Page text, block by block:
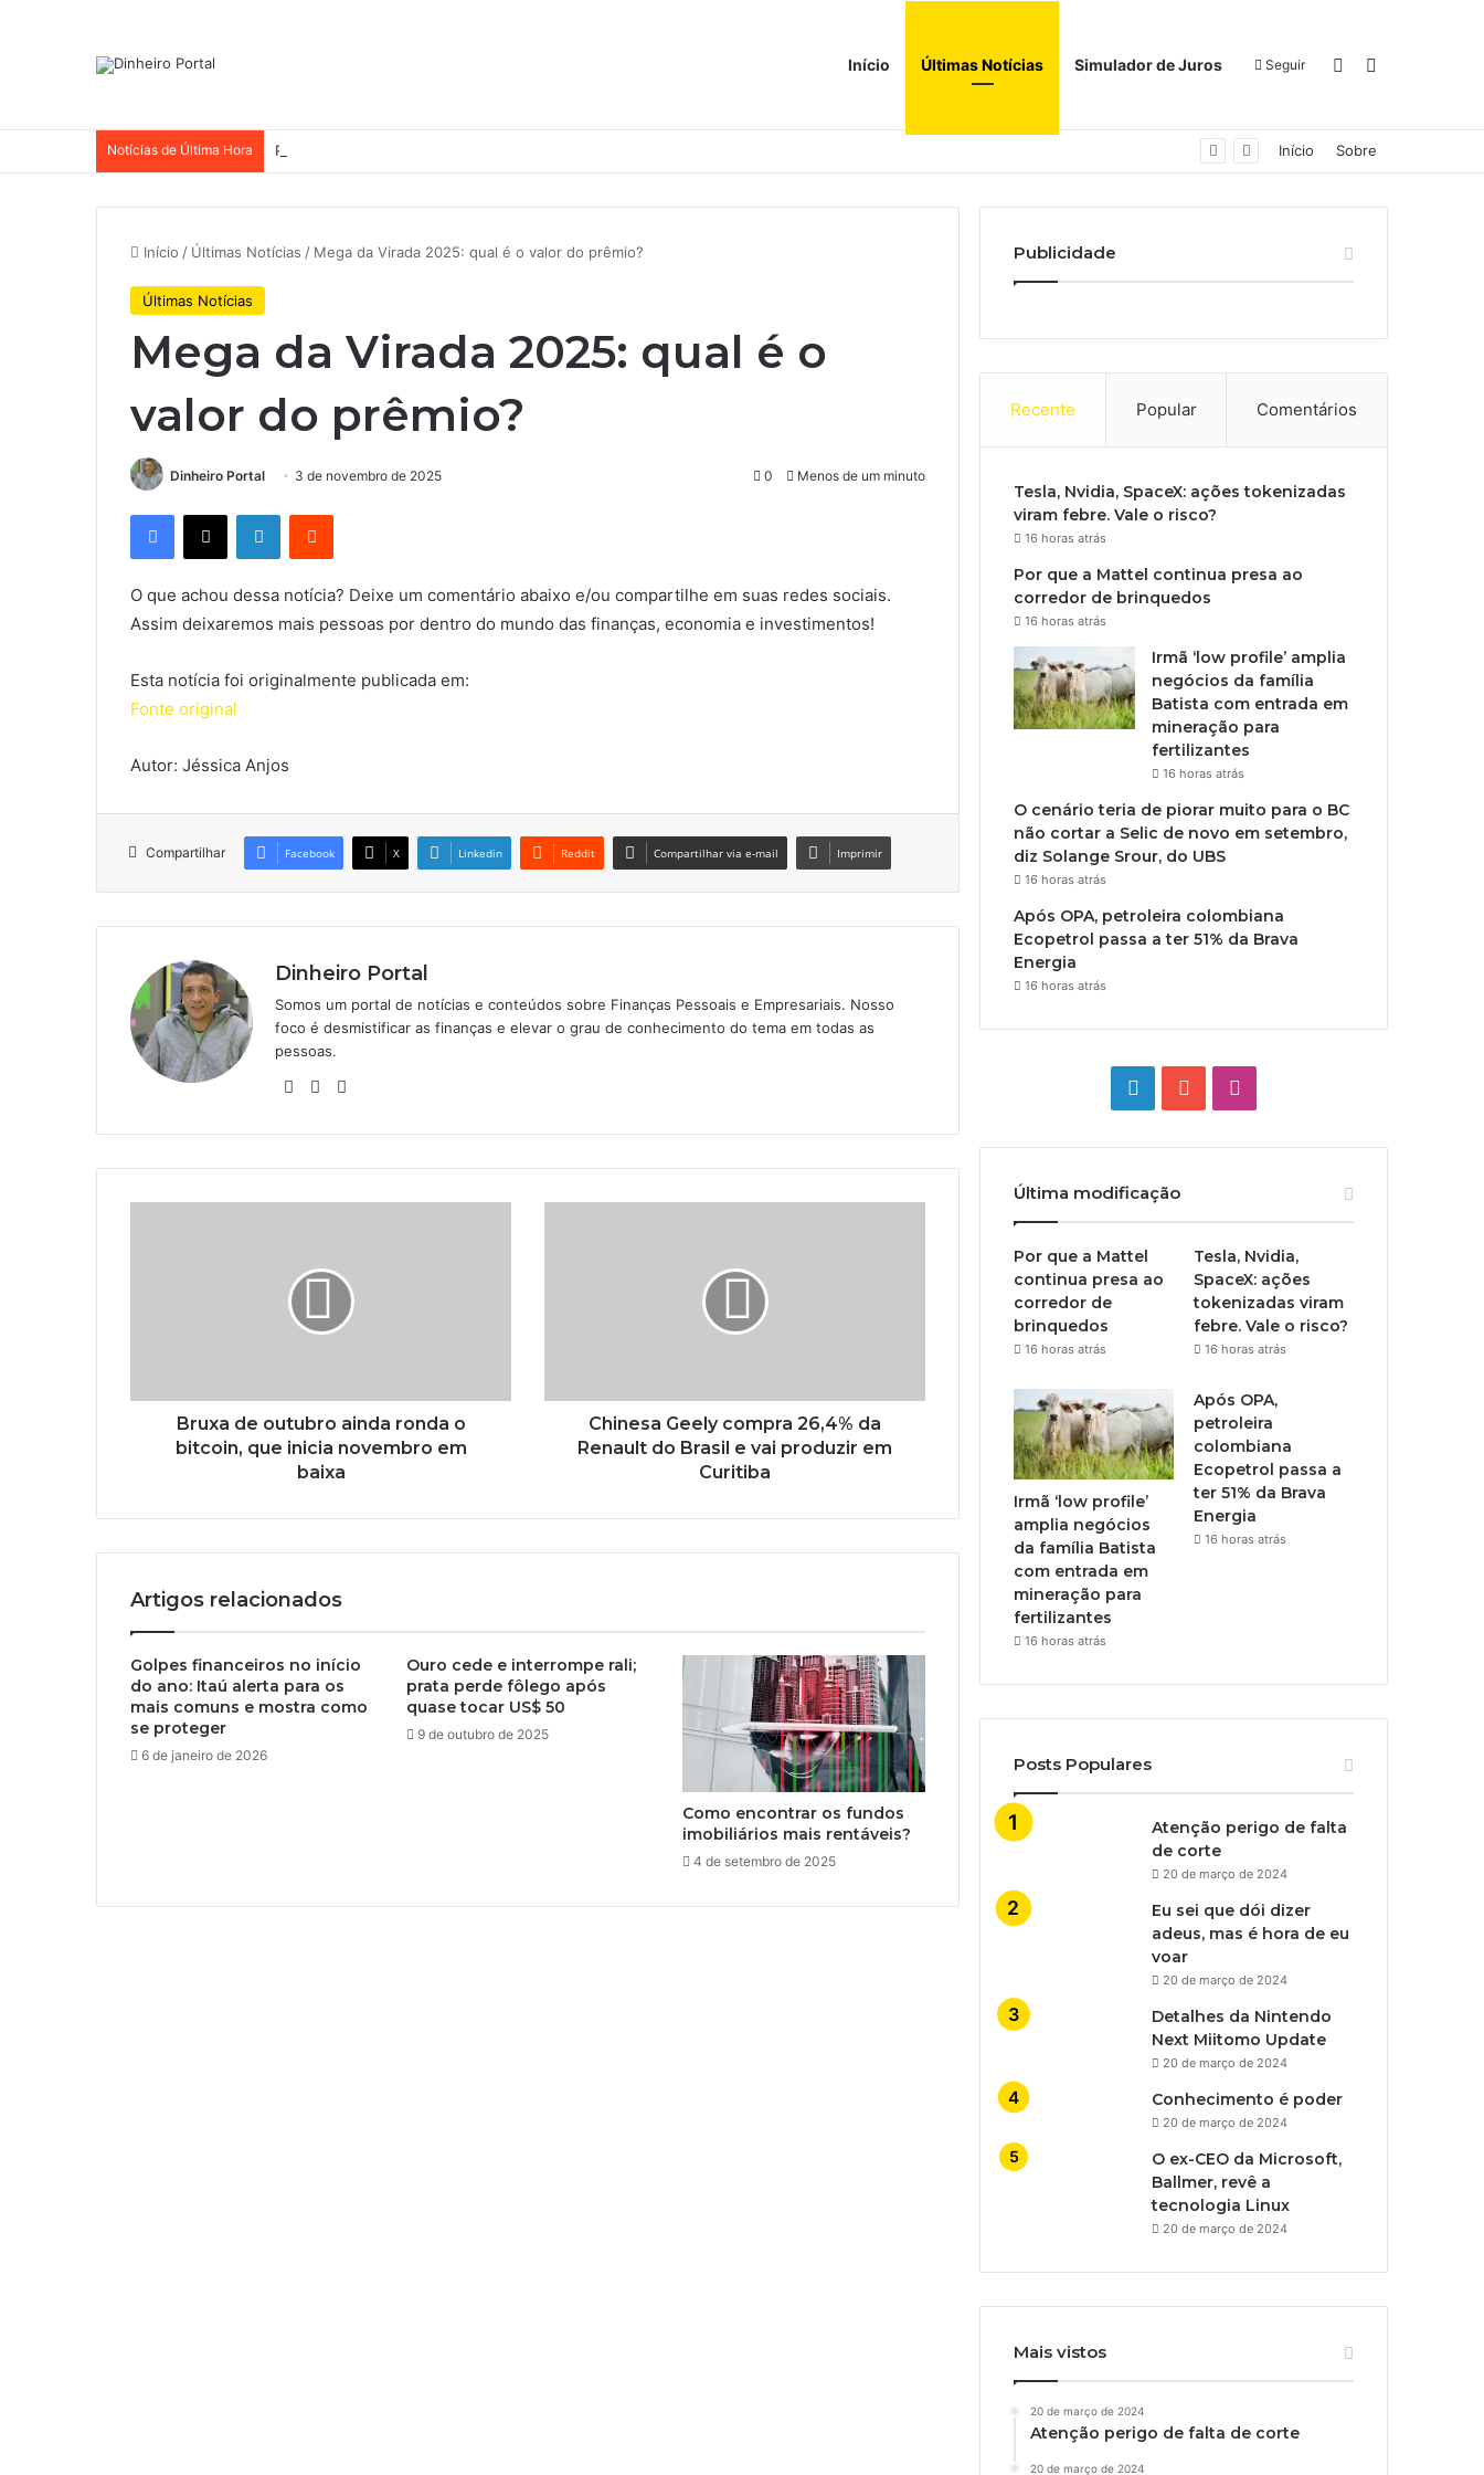
Início Últimas Notícias Simulador de Juros Seguir Switch skin
Notícias de Última Hora Por que a Mattel continua presa ao corredor de brinquedos Início Sobre
Início / Últimas Notícias / Mega da Virada 2025: qual é o valor do prêmio?
Últimas Notícias
Mega da Virada 2025: qual é o
valor do prêmio?
Dinheiro Portal 3 de novembro de 2025 0 Menos de um minuto
Facebook
X LinkedinReddit
O que achou dessa notícia? Deixe um comentário abaixo e/ou compartilhe em suas redes sociais.
Assim deixaremos mais pessoas por dentro do mundo das finanças, economia e investimentos!
Esta notícia foi originalmente publicada em:
Fonte original
Autor: Jéssica Anjos
Compartilhar Facebook X Linkedin Reddit Compartilhar via e-mail Imprimir
Dinheiro Portal
Somos um portal de notícias e conteúdos sobre Finanças Pessoais e Empresariais. Nosso
foco é desmistificar as finanças e elevar o grau de conhecimento do tema em todas as
pessoas.
WebsiteLinkedin
Bruxa de outubro ainda ronda o
bitcoin, que inicia novembro em
baixa
Chinesa Geely compra 26,4% da
Renault do Brasil e vai produzir em
Curitiba
Artigos relacionados
Golpes financeiros no início
do ano: Itaú alerta para os
mais comuns e mostra como
se proteger
6 de janeiro de 2026
Ouro cede e interrompe rali;
prata perde fôlego após
quase tocar US$ 50
9 de outubro de 2025
Como encontrar os fundos
imobiliários mais rentáveis?
4 de setembro de 2025
Publicidade
Recente Popular Comentários
Tesla, Nvidia, SpaceX: ações tokenizadas
viram febre. Vale o risco?
16 horas atrás
Por que a Mattel continua presa ao
corredor de brinquedos
16 horas atrás
Irmã ‘low profile’ amplia
negócios da família
Batista com entrada em
mineração para
fertilizantes
16 horas atrás
O cenário teria de piorar muito para o BC
não cortar a Selic de novo em setembro,
diz Solange Srour, do UBS
16 horas atrás
Após OPA, petroleira colombiana
Ecopetrol passa a ter 51% da Brava
Energia
16 horas atrás
LinkedinYouTube
Última modificação
Por que a Mattel
continua presa ao
corredor de
brinquedos
16 horas atrás
Tesla, Nvidia,
SpaceX: ações
tokenizadas viram
febre. Vale o risco?
16 horas atrás
Irmã ‘low profile’
amplia negócios
da família Batista
com entrada em
mineração para
fertilizantes
16 horas atrás
Após OPA,
petroleira
colombiana
Ecopetrol passa a
ter 51% da Brava
Energia
16 horas atrás
Posts Populares
Atenção perigo de falta
de corte
20 de março de 2024
Eu sei que dói dizer
adeus, mas é hora de eu
voar
20 de março de 2024
Detalhes da Nintendo
Next Miitomo Update
20 de março de 2024
Conhecimento é poder
20 de março de 2024
O ex-CEO da Microsoft,
Ballmer, revê a
tecnologia Linux
20 de março de 2024
Mais vistos
20 de março de 2024
Atenção perigo de falta de corte
20 de março de 2024